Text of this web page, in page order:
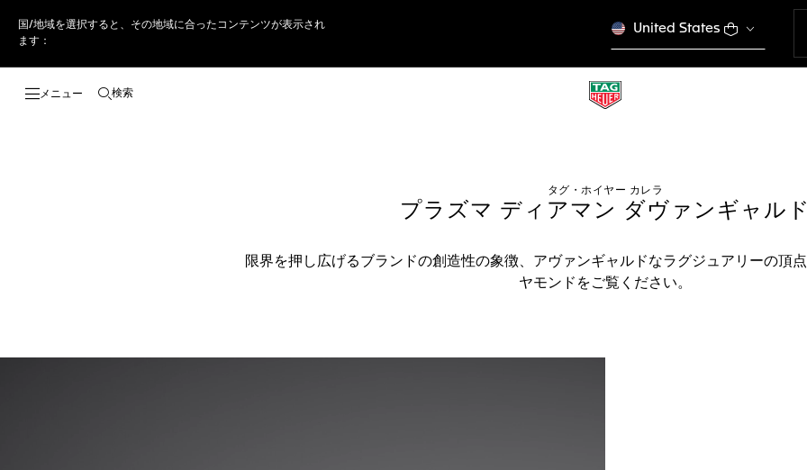
国/地域を選択すると、その地域に合ったコンテンツが表示され
ます：
United States
検索画面を開く
検索
タグ・ホイヤー カレラ
プラズマ ディアマン ダヴァンギャル
限界を押し広げるブランドの創造性の象徴、アヴァンギャルドなラグジュアリーの頂
ヤモンドをご覧ください。